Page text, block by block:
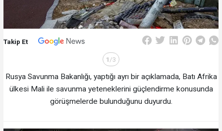
Takip Et
1/3
Rusya Savunma Bakanlığı, yaptığı ayrı bir açıklamada, Batı Afrika
ülkesi Mali ile savunma yeteneklerini güçlendirme konusunda
görüşmelerde bulunduğunu duyurdu.